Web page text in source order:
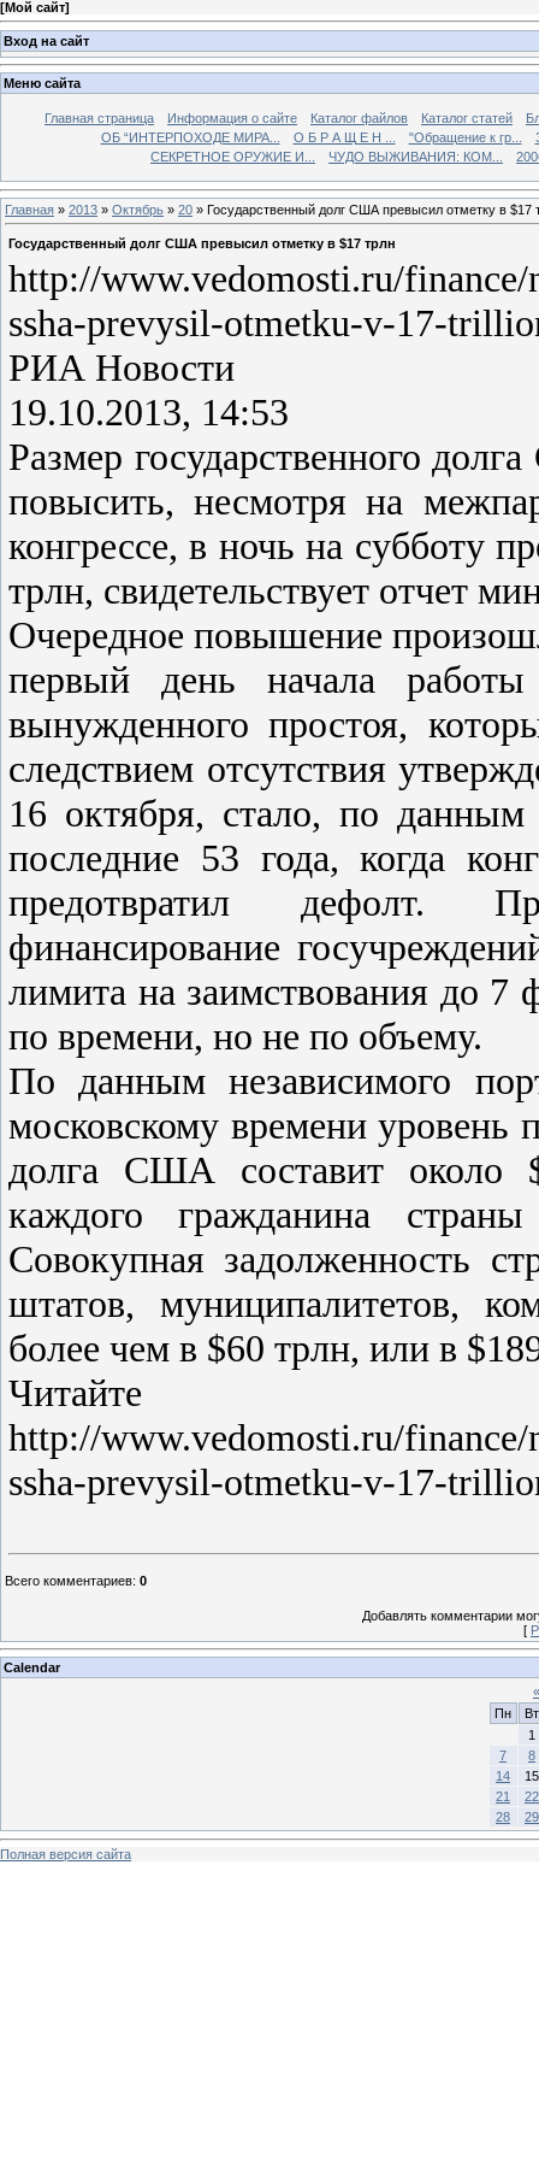
[Мой сайт]
Вход на сайт
Меню сайта
Главная страница Информация о сайте Каталог файлов Каталог статей
ОБ “ИНТЕРПОХОДЕ МИРА...
О Б Р А Щ Е Н ... "Обращение к гр...
СЕКРЕТНОЕ ОРУЖИЕ И...
ЧУДО ВЫЖИВАНИЯ: КОМ...
Главная » 2013 » Октябрь » 20 » Государственный долг США превысил отметку в $17
Государственный долг США превысил отметку в $17 трлн
http://www.vedomosti.ru/
ssha-prevysil-otmetku-v-17-
РИА Новости
19.10.2013, 14:53
Размер государственного
повысить, несмотря на
конгрессе, в ночь на субботу
трлн, свидетельствует отчет
Очередное повышение
первый день начала работы
вынужденного простоя,
следствием отсутствия
16 октября, стало, по
последние 53 года, когда
предотвратил дефолт.
финансирование
лимита на заимствования до 7
по времени, но не по объему.
По данным независимого
московскому времени уровень
долга США составит около
каждого гражданина
Совокупная задолженность
штатов, муниципалитетов,
более чем в $60 трлн, или в
http://www.vedomosti.ru/
ssha-prevysil-otmetku-v-17-
Всего комментариев: 0
Добавлять комментарии
[
Calendar
«
Пн
Вт
1
7
8
14
15
21
22
28
29
Полная версия сайта